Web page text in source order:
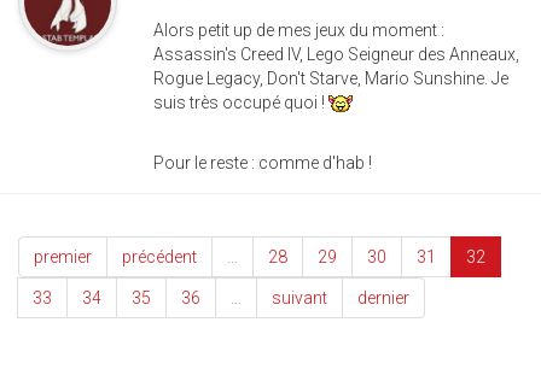
Alors petit up de mes jeux du moment :
Assassin's Creed IV, Lego Seigneur des Anneaux,
Rogue Legacy, Don't Starve, Mario Sunshine. Je
suis très occupé quoi !
Pour le reste : comme d'hab !
premier précédent 28 29 30 31 32
33 34 35 36 suivant dernier